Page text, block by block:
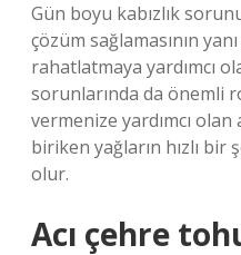
Gün boyu kabızlık
çözüm sağlamasının
rahatlatmaya yardımcı
sorunlarında da önemli
vermenize yardımcı
biriken yağların hızlı bir
olur.
Acı çehre